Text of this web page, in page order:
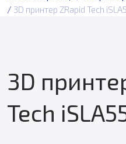
/ 3D принтер ZRapid Tech
3D
Tech